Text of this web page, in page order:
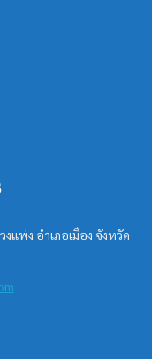
แพ่ง อำเภอเมือง จังหวัด